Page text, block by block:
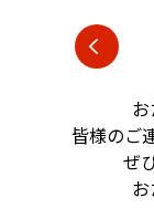
皆様のご
ぜ